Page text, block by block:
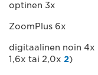
optinen 3x
ZoomPlus 6x
digitaalinen noin 4x
1,6x tai 2,0x 2)